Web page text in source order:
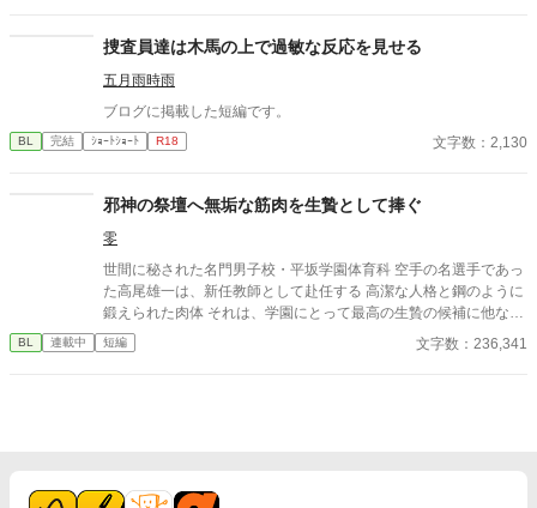
ての誇りを壊すほどに甘く、逃れられないほどに深い。 だが、篠
原の視線の奥に宿るのは、ただの欲望ではなかった。 そこには、
から思ってたんです。 あなたが誰かに“支配される”ところ、き
っと綺麗だろうなって」 支配する側だったはずの男が、 支配され
た榊は、もう戻れない。 快楽に溺れるその瞬間まで、彼を待つの
いう名の支配に沈んでいく物語。
捜査員達は木馬の上で過敏な反応を見せる
五月雨時雨
ブログに掲載した短編です。
BL 完結 ｼｮｰﾄｼｮｰﾄ R18 文字数：2,130
邪神の祭壇へ無垢な筋肉を生贄として捧ぐ
零
世間に秘された名門男子校・平坂学園体育科 空手の名選手であっ
た高尾雄一は、新任教師として赴任する 高潔な人格と鋼のように
鍛えられた肉体 それは、学園にとって最高の生贄の候補に他なら
なかった 至高の筋肉を持つ、精神を削られ意志をなくした青年を
太古の神に捧げるため、“水”、“風”、“土”の信奉者達が暗躍する 意
BL 連載中 短編 文字数：236,341